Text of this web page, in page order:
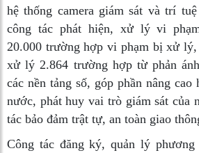
hệ thống camera giám sát và trí
công tác phát hiện, xử lý vi
20.000 trường hợp vi phạm bị xử
xử lý 2.864 trường hợp từ phản
các nền tảng số, góp phần nâng cao
nước, phát huy vai trò giám sát của
tác bảo đảm trật tự, an toàn giao
Công tác đăng ký, quản lý